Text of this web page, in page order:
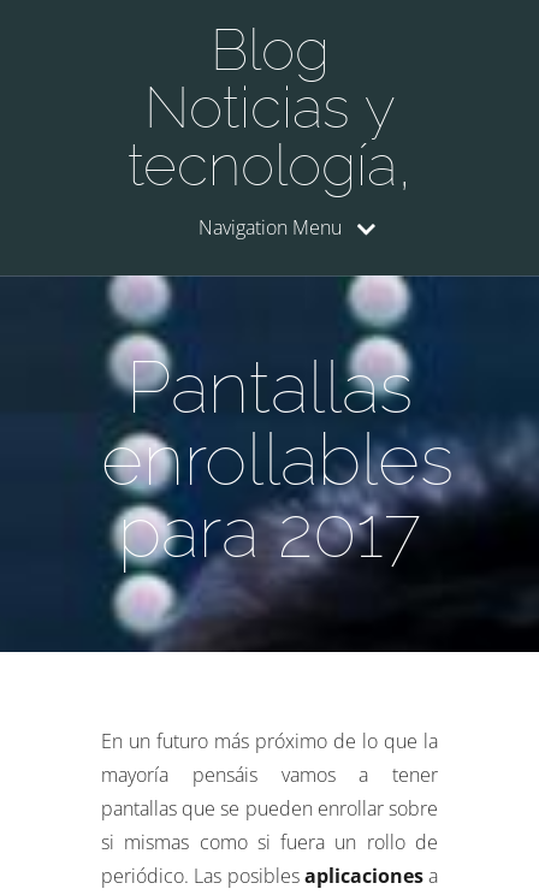
Blog
Noticias y
tecnología,
Navigation Menu
Pantallas
enrollables
para 2017
En un futuro más próximo de lo que la
mayoría pensáis vamos a tener
pantallas que se pueden enrollar sobre
si mismas como si fuera un rollo de
periódico. Las posiblesaplicacionesa